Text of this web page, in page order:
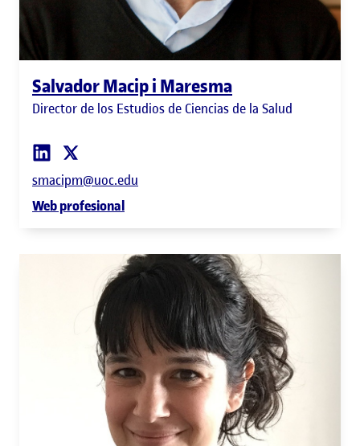
Salvador Macip i Maresma
Director de los Estudios de Ciencias de la Salud
smacipm@uoc.edu
Web profesional